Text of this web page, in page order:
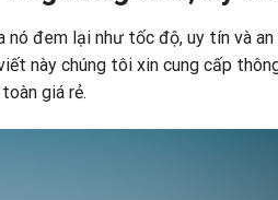
nó đem lại như tốc độ, uy tín và an
này chúng tôi xin cung cấp
giá rẻ.